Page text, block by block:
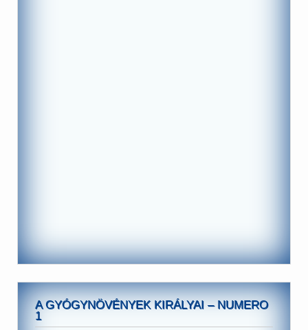
A GYÓGYNÖVÉNYEK KIRÁLYAI – NUMERO
1